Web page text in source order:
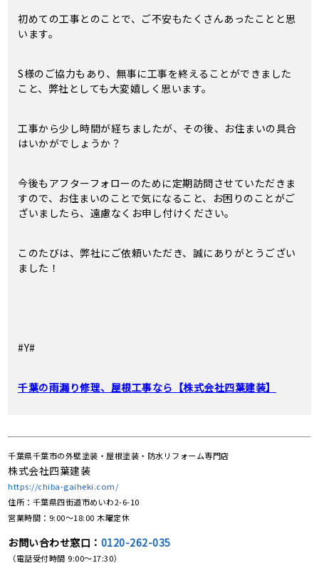
初めての工事とのことで、ご不安もたくさんあったことと思
います。
S様のご協力もあり、無事に工事を終えることができました
こと、弊社としても大変嬉しく思います。
工事から少し時間が経ちましたが、その後、お住まいの具合
はいかがでしょうか？
今後もアフターフォローのために定期訪問させていただきま
すので、お住まいのことで気になること、お困りのことがご
ざいましたら、遠慮なくお申し付けください。
このたびは、弊社にご依頼いただき、誠にありがとうござい
ました！
#Y#
千葉の雨漏り修理、屋根工事なら【株式会社四葉建装】
千葉県千葉市の外壁塗装・屋根塗装・防水リフォーム専門店
株式会社四葉建装
https://chiba-gaiheki.com/
住所：千葉県四街道市めいわ2-6-10
営業時間：9:00〜18:00 木曜定休
お問い合わせ窓口： 0120-262-035
（電話受付時間 9:00〜17:30）